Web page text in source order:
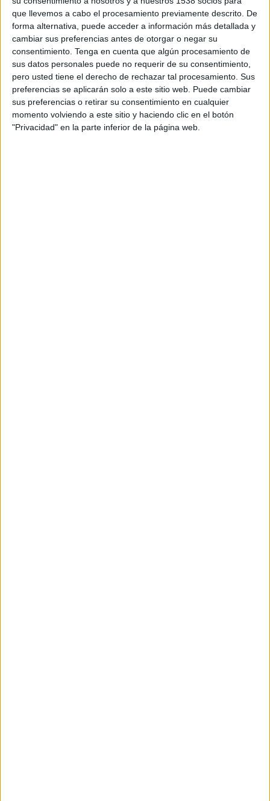
que llevemos a cabo el procesamiento previamente descrito. De
forma alternativa, puede acceder a información más detallada y
cambiar sus preferencias antes de otorgar o negar su
consentimiento. Tenga en cuenta que algún procesamiento de
sus datos personales puede no requerir de su consentimiento,
pero usted tiene el derecho de rechazar tal procesamiento. Sus
preferencias se aplicarán solo a este sitio web. Puede cambiar
sus preferencias o retirar su consentimiento en cualquier
momento volviendo a este sitio y haciendo clic en el botón
"Privacidad" en la parte inferior de la página web.
tot plegat, la policia el va detenir.
ImprimirEnvia
a
un
amic
PDF